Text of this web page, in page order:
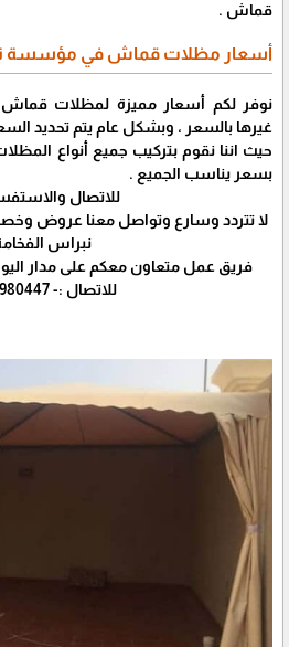
قماش .
أسعار مظلات قماش في مؤسسة
نوفر لكم أسعار مميزة لمظلات
غيرها بالسعر ، وبشكل عام يتم تحديد
حيث اننا نقوم بتركيب جميع أنواع
بسعر يناسب الجميع .
للاتصال
لا تتردد وسارع وتواصل معنا عروض
نبراس
فريق عمل متعاون معكم على مدار
للاتصال :- 0556980447